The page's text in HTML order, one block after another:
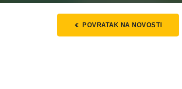
POVRATAK NA NOVOSTI